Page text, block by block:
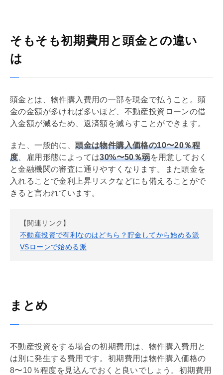
そもそも初期費用と頭金との違い
は
頭金とは、物件購入費用の一部を現金で払うこと。頭
金の金額が多ければ多いほど、不動産投資ローンの借
入金額が減るため、返済額を減らすことができます。
また、一般的に、頭金は物件購入価格の10〜20％程
度 、雇用形態によっては30%〜50％弱を用意しておく
と金融機関の審査に通りやすくなります。また頭金を
入れることで金利上昇リスクなどにも備えることがで
きると言われています。
【関連リンク】
不動産投資で有利なのはどちら？貯金してから始める派
VSローンで始める派
まとめ
不動産投資をする場合の初期費用は、物件購入費用と
は別に発生する費用です。初期費用は物件購入価格の
8〜10％程度を見込んでおくと良いでしょう。初期費用